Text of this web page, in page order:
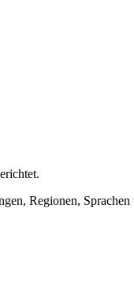
Regionen,